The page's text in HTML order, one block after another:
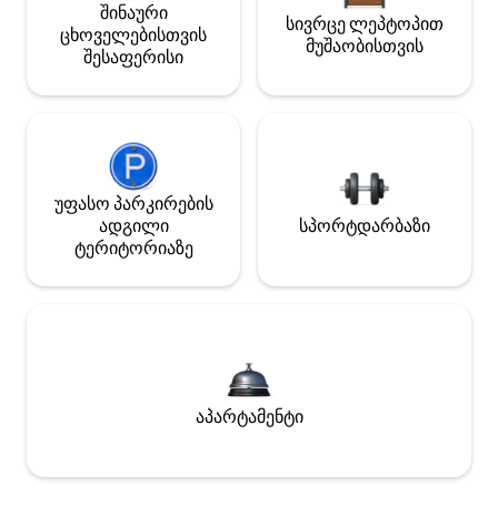
შინაური
ცხოველებისთვის
შესაფერისი
სივრცე ლეპტოპით
მუშაობისთვის
უფასო პარკირების
ადგილი
ტერიტორიაზე
სპორტდარბაზი
აპარტამენტი